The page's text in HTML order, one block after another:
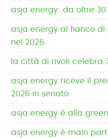
asja energy: da oltre
asja energy al fianco
nel 2026
la città di rivoli celebra
asja energy riceve il
2026 in senato
asja energy è alla
asja energy è main